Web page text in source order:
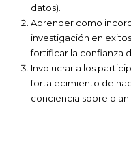
datos).
Aprender como
investigación en
fortificar la confianza
Involucrar a los
fortalecimiento de
conciencia sobre